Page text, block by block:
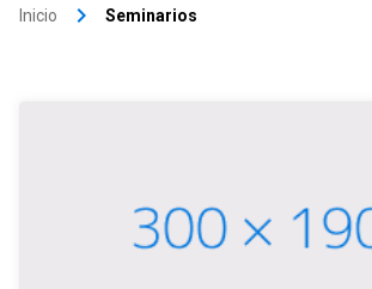
Inicio keyboard_arrow_right Seminarios